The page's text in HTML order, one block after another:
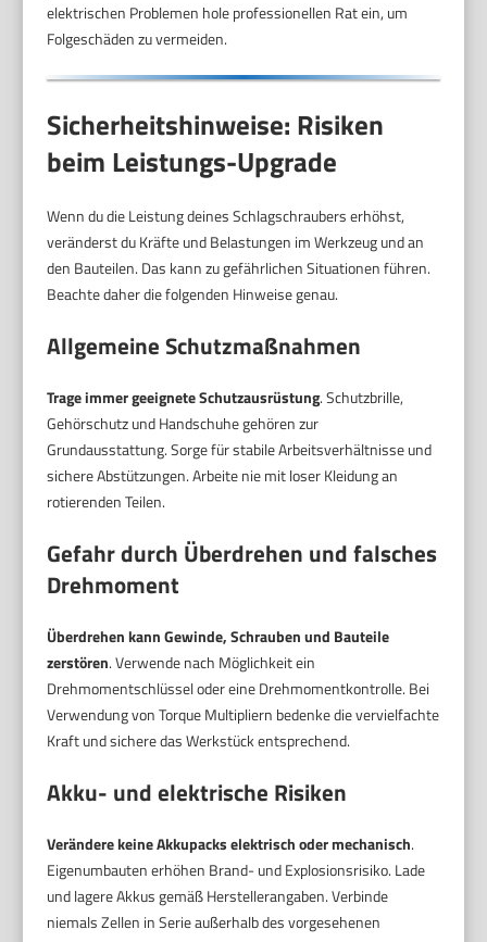
elektrischen Problemen hole professionellen Rat ein, um
Folgeschäden zu vermeiden.
Sicherheitshinweise: Risiken
beim Leistungs-Upgrade
Wenn du die Leistung deines Schlagschraubers erhöhst,
veränderst du Kräfte und Belastungen im Werkzeug und an
den Bauteilen. Das kann zu gefährlichen Situationen führen.
Beachte daher die folgenden Hinweise genau.
Allgemeine Schutzmaßnahmen
Trage immer geeignete Schutzausrüstung. Schutzbrille,
Gehörschutz und Handschuhe gehören zur
Grundausstattung. Sorge für stabile Arbeitsverhältnisse und
sichere Abstützungen. Arbeite nie mit loser Kleidung an
rotierenden Teilen.
Gefahr durch Überdrehen und falsches
Drehmoment
Überdrehen kann Gewinde, Schrauben und Bauteile
zerstören. Verwende nach Möglichkeit ein
Drehmomentschlüssel oder eine Drehmomentkontrolle. Bei
Verwendung von Torque Multipliern bedenke die vervielfachte
Kraft und sichere das Werkstück entsprechend.
Akku- und elektrische Risiken
Verändere keine Akkupacks elektrisch oder mechanisch.
Eigenumbauten erhöhen Brand- und Explosionsrisiko. Lade
und lagere Akkus gemäß Herstellerangaben. Verbinde
niemals Zellen in Serie außerhalb des vorgesehenen